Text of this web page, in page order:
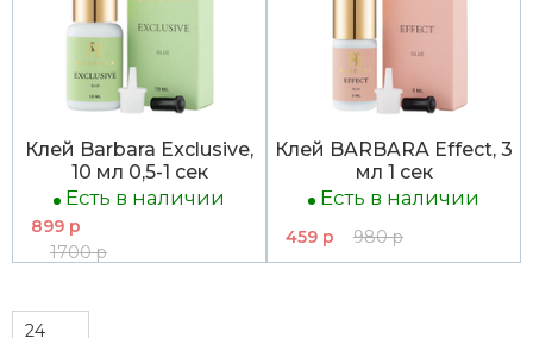
Клей Barbara Exclusive,
10 мл 0,5-1 сек
Есть в наличии
899 р
1700 р
Клей BARBARA Effect, 3
мл 1 сек
Есть в наличии
459 р 980 р